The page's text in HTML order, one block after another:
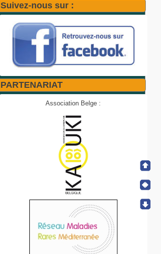
Suivez-nous sur :
PARTENARIAT
Association Belge :